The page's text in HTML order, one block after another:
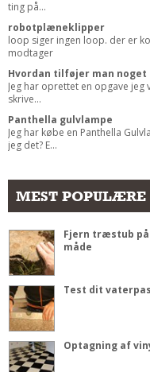
ting på...
robotplæneklipper
loop siger ingen loop. der er
modtager
Hvordan tilføjer man
Jeg har oprettet en opgave
skrive...
Panthella gulvlampe
Jeg har købe en Panthella
jeg det? E...
MEST
Fjern træstub på
måde
Test dit vaterpas
Optagning af